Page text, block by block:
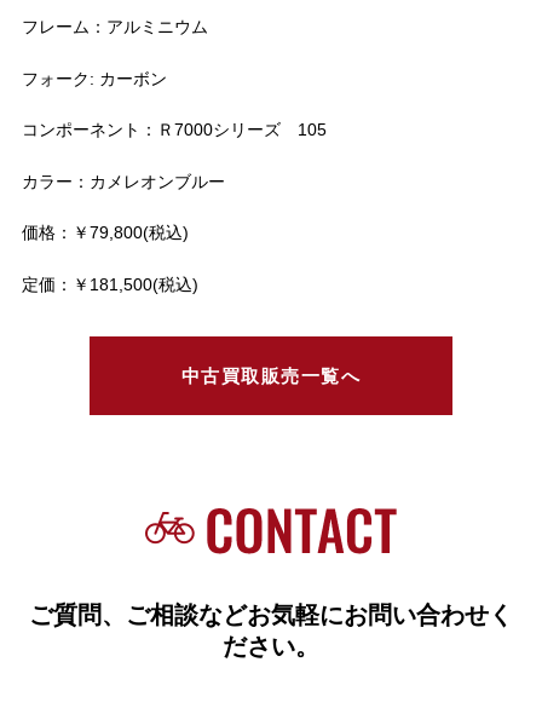
フレーム：アルミニウム
フォーク: カーボン
コンポーネント：Ｒ7000シリーズ 105
カラー：カメレオンブルー
価格：￥79,800(税込)
定価：￥181,500(税込)
中古買取販売一覧へ
ご質問、ご相談などお気軽にお問い合わせく
ださい。